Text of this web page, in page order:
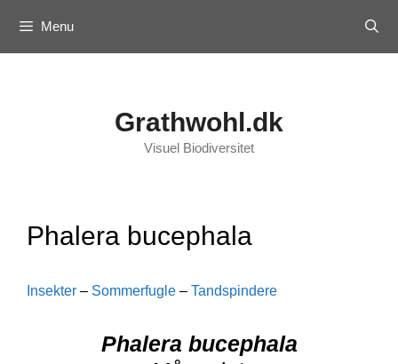
content
Menu
Grathwohl.dk
Visuel Biodiversitet
Phalera bucephala
Insekter – Sommerfugle – Tandspindere
Phalera bucephala